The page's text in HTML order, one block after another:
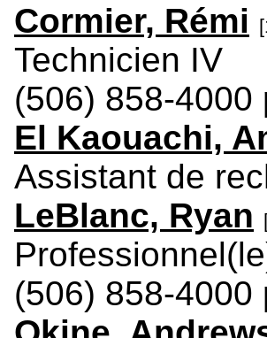
Cormier, Rémi
Technicien IV
(506) 858-4000
El Kaouachi,
Assistant de
LeBlanc, Ryan
(506) 858-4000